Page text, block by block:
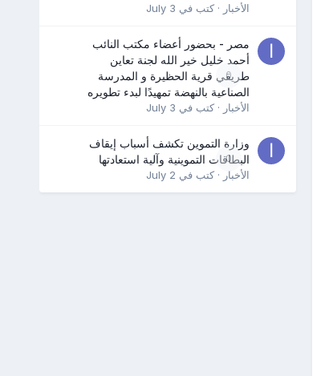
الأخبار · كتب في July 3
0
مصر - بحضور أعضاء مكتب النائب
أحمد خليل خير الله لجنة تعاين
طريقي قرية الحظيرة و المدرسة
الصناعية بالنهضة تمهيدًا لبدء تطويره
الأخبار · كتب في July 3
0
وزارة التموين تكشف أسباب إيقاف
البطاقات التموينية وآلية استعادتها
الأخبار · كتب في July 2